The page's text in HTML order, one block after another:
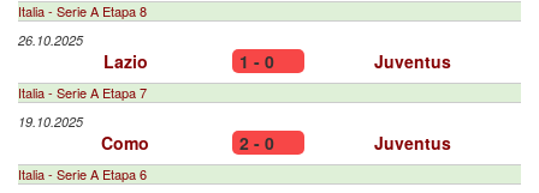
Italia - Serie A Etapa 8
26.10.2025
Lazio 1 - 0 Juventus
Italia - Serie A Etapa 7
19.10.2025
Como 2 - 0 Juventus
Italia - Serie A Etapa 6